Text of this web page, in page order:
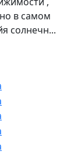
в самом
солнечн...